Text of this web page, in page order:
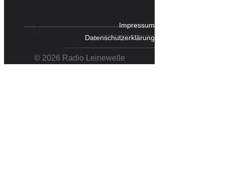
Impressum
Datenschutzerklärung
© 2026 Radio Leinewelle